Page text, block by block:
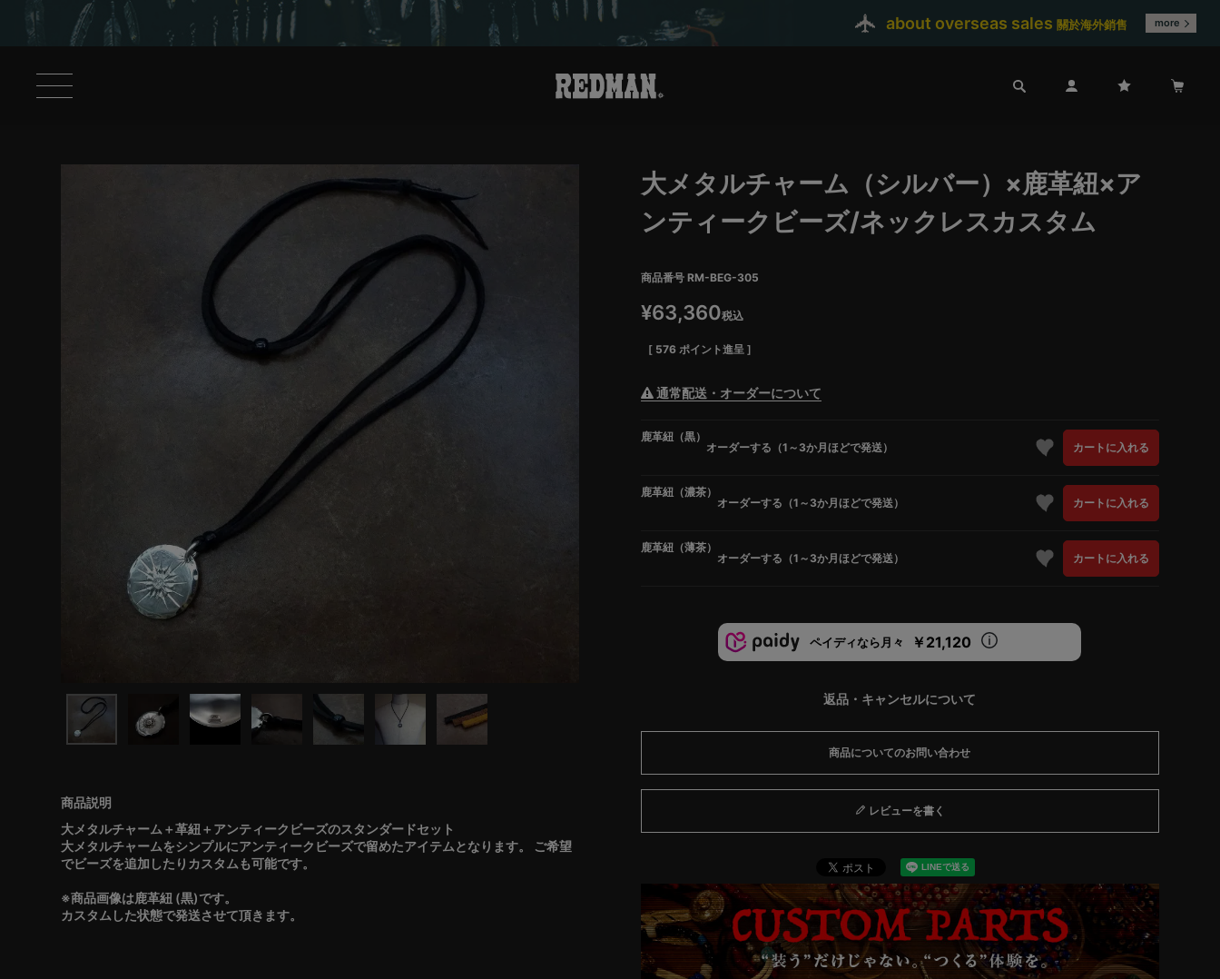
about overseas sales 關於海外銷售 more
大メタルチャーム＋革紐＋アンティークビーズのスタンダードセット
大メタルチャームをシンプルにアンティークビーズで留めたアイテムとなります。 ご希望
でビーズを追加したりカスタムも可能です。
※商品画像は鹿革紐 (黒)です。
カスタムした状態で発送させて頂きます。
大メタルチャーム（シルバー）×鹿革紐×ア
ンティークビーズ/ネックレスカスタム
商品番号 RM-BEG-305
¥63,360税込
[ 576 ポイント進呈 ]
通常配送・オーダーについて
鹿革紐（黒）
オーダーする（1～3か月ほどで発送）
カートに入れる
鹿革紐（濃茶）
オーダーする（1～3か月ほどで発送）
カートに入れる
鹿革紐（薄茶）
オーダーする（1～3か月ほどで発送）
カートに入れる
ペイディなら月々 ￥21,120
返品・キャンセルについて
商品についてのお問い合わせ
レビューを書く